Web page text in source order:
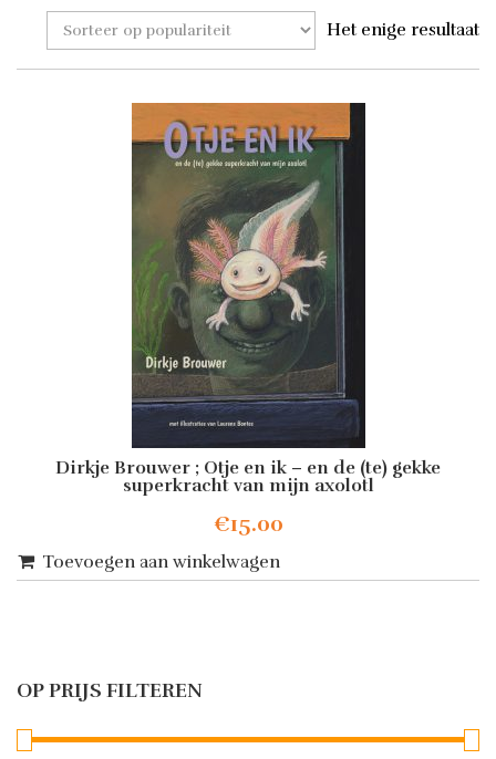
Het enige resultaat
Dirkje Brouwer ; Otje en ik – en de (te) gekke
superkracht van mijn axolotl
€15.00
Toevoegen aan winkelwagen
OP PRIJS FILTEREN